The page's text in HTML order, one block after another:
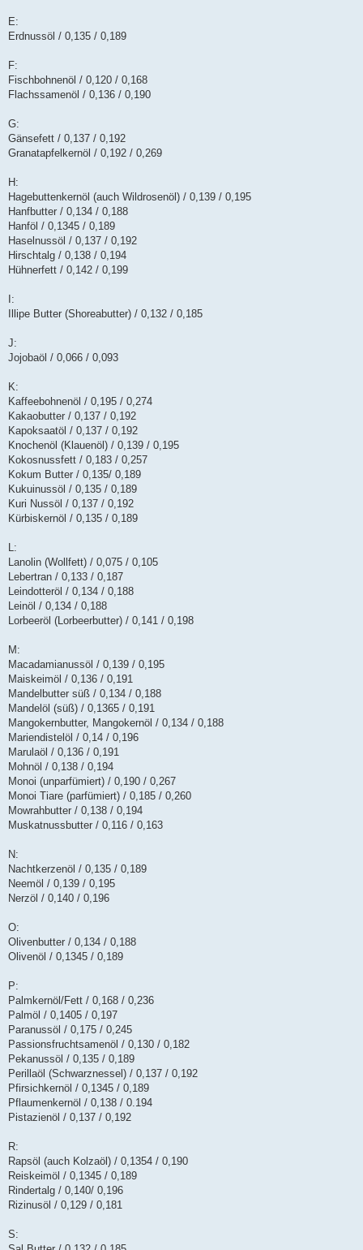
E:
Erdnussöl / 0,135 / 0,189
F:
Fischbohnenöl / 0,120 / 0,168
Flachssamenöl / 0,136 / 0,190
G:
Gänsefett / 0,137 / 0,192
Granatapfelkernöl / 0,192 / 0,269
H:
Hagebuttenkernöl (auch Wildrosenöl) / 0,139 / 0,195
Hanfbutter / 0,134 / 0,188
Hanföl / 0,1345 / 0,189
Haselnussöl / 0,137 / 0,192
Hirschtalg / 0,138 / 0,194
Hühnerfett / 0,142 / 0,199
I:
Illipe Butter (Shoreabutter) / 0,132 / 0,185
J:
Jojobaöl / 0,066 / 0,093
K:
Kaffeebohnenöl / 0,195 / 0,274
Kakaobutter / 0,137 / 0,192
Kapoksaatöl / 0,137 / 0,192
Knochenöl (Klauenöl) / 0,139 / 0,195
Kokosnussfett / 0,183 / 0,257
Kokum Butter / 0,135/ 0,189
Kukuinussöl / 0,135 / 0,189
Kuri Nussöl / 0,137 / 0,192
Kürbiskernöl / 0,135 / 0,189
L:
Lanolin (Wollfett) / 0,075 / 0,105
Lebertran / 0,133 / 0,187
Leindotteröl / 0,134 / 0,188
Leinöl / 0,134 / 0,188
Lorbeeröl (Lorbeerbutter) / 0,141 / 0,198
M:
Macadamianussöl / 0,139 / 0,195
Maiskeimöl / 0,136 / 0,191
Mandelbutter süß / 0,134 / 0,188
Mandelöl (süß) / 0,1365 / 0,191
Mangokernbutter, Mangokernöl / 0,134 / 0,188
Mariendistelöl / 0,14 / 0,196
Marulaöl / 0,136 / 0,191
Mohnöl / 0,138 / 0,194
Monoi (unparfümiert) / 0,190 / 0,267
Monoi Tiare (parfümiert) / 0,185 / 0,260
Mowrahbutter / 0,138 / 0,194
Muskatnussbutter / 0,116 / 0,163
N:
Nachtkerzenöl / 0,135 / 0,189
Neemöl / 0,139 / 0,195
Nerzöl / 0,140 / 0,196
O:
Olivenbutter / 0,134 / 0,188
Olivenöl / 0,1345 / 0,189
P:
Palmkernöl/Fett / 0,168 / 0,236
Palmöl / 0,1405 / 0,197
Paranussöl / 0,175 / 0,245
Passionsfruchtsamenöl / 0,130 / 0,182
Pekanussöl / 0,135 / 0,189
Perillaöl (Schwarznessel) / 0,137 / 0,192
Pfirsichkernöl / 0,1345 / 0,189
Pflaumenkernöl / 0,138 / 0.194
Pistazienöl / 0,137 / 0,192
R:
Rapsöl (auch Kolzaöl) / 0,1354 / 0,190
Reiskeimöl / 0,1345 / 0,189
Rindertalg / 0,140/ 0,196
Rizinusöl / 0,129 / 0,181
S: